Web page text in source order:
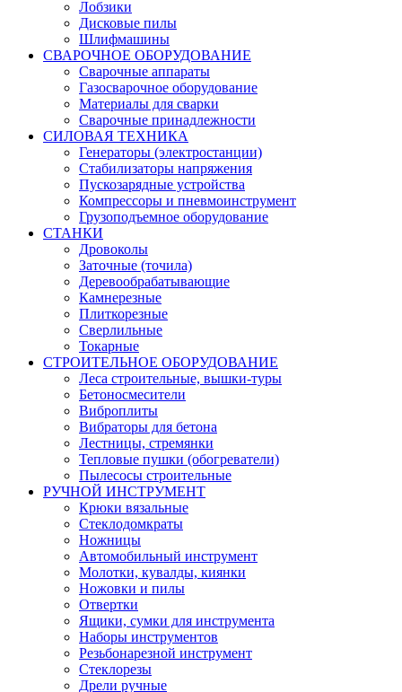
Лобзики
Дисковые пилы
Шлифмашины
СВАРОЧНОЕ ОБОРУДОВАНИЕ
Сварочные аппараты
Газосварочное оборудование
Материалы для сварки
Сварочные принадлежности
СИЛОВАЯ ТЕХНИКА
Генераторы (электростанции)
Стабилизаторы напряжения
Пускозарядные устройства
Компрессоры и пневмоинструмент
Грузоподъемное оборудование
СТАНКИ
Дровоколы
Заточные (точила)
Деревообрабатывающие
Камнерезные
Плиткорезные
Сверлильные
Токарные
СТРОИТЕЛЬНОЕ ОБОРУДОВАНИЕ
Леса строительные, вышки-туры
Бетоносмесители
Виброплиты
Вибраторы для бетона
Лестницы, стремянки
Тепловые пушки (обогреватели)
Пылесосы строительные
РУЧНОЙ ИНСТРУМЕНТ
Крюки вязальные
Стеклодомкраты
Ножницы
Автомобильный инструмент
Молотки, кувалды, киянки
Ножовки и пилы
Отвертки
Ящики, сумки для инструмента
Наборы инструментов
Резьбонарезной инструмент
Стеклорезы
Дрели ручные